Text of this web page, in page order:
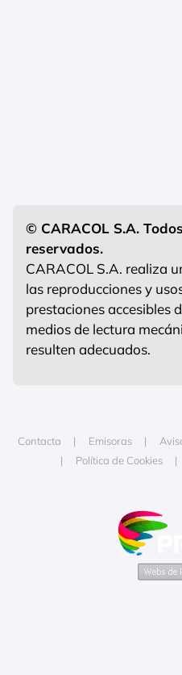
© CARACOL S.A.
reservados.
CARACOL S.A. realiza
las reproducciones y
prestaciones accesibles
medios de lectura
resulten adecuados.
Contacta Emisoras
Política de Cookies